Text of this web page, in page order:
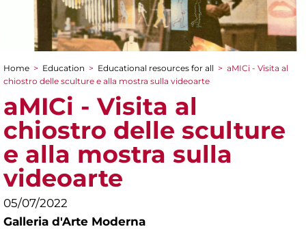
You are here
Home > Education > Educational resources for all > aMICi - Visita al
chiostro delle sculture e alla mostra sulla videoarte
aMICi - Visita al
chiostro delle sculture
e alla mostra sulla
videoarte
05/07/2022
Galleria d'Arte Moderna